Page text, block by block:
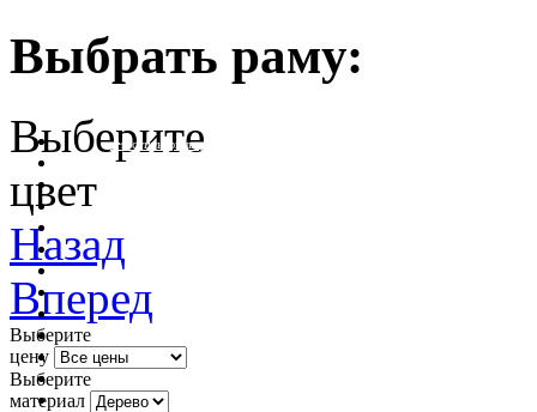
Выбрать раму:
очистить фильтр цвета
Выберите
цвет
Назад
Вперед
Выберите
цену
Выберите
материал